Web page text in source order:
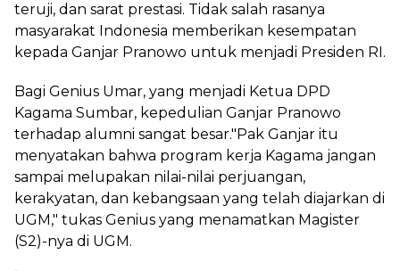
teruji, dan sarat prestasi. Tidak salah rasanya
masyarakat Indonesia memberikan kesempatan
kepada Ganjar Pranowo untuk menjadi Presiden RI.
Bagi Genius Umar, yang menjadi Ketua DPD
Kagama Sumbar, kepedulian Ganjar Pranowo
terhadap alumni sangat besar."Pak Ganjar itu
menyatakan bahwa program kerja Kagama jangan
sampai melupakan nilai-nilai perjuangan,
kerakyatan, dan kebangsaan yang telah diajarkan di
UGM," tukas Genius yang menamatkan Magister
(S2)-nya di UGM.